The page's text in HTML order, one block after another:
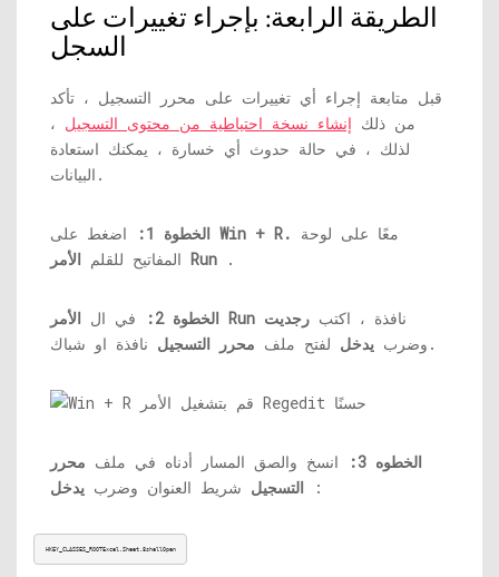
الطريقة الرابعة: بإجراء تغييرات على
السجل
قبل متابعة إجراء أي تغييرات على محرر التسجيل ، تأكد
من ذلك إنشاء نسخة احتياطية من محتوى التسجيل ،
لذلك ، في حالة حدوث أي خسارة ، يمكنك استعادة
البيانات.
الخطوة 1: Win + R.
المفاتيح للقلم الأمر Run .
الخطوة 2: في ال الأمر Run نافذة ، اكتب رجديت
وضرب يدخل لفتح ملف محرر التسجيل نافذة او شباك.
الخطوه 3: انسخ والصق المسار أدناه في ملف محرر
التسجيل شريط العنوان وضرب يدخل :
HKEY_CLASSES_ROOTExcel.Sheet.8shellOpen